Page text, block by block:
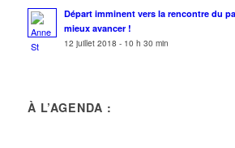
Départ imminent vers la rencontre du
mieux avancer !
12 juillet 2018 - 10 h 30 min
À L’AGENDA :